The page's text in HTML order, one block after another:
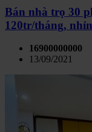
Bán nhà trọ 30
120tr/tháng,
16900000000
13/09/2021